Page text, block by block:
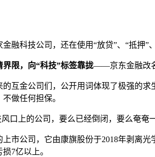
融科技公司，还在使用“放贷”、“抵押”
限，向“科技”标签靠拢——京东金融改名
的互金公司们，公开用词体现了极强的
做任何担保。
口上的公司，要么已经倒闭，要么奄奄
市公司，它由康旗股份于2018年剥离
7亿以上。